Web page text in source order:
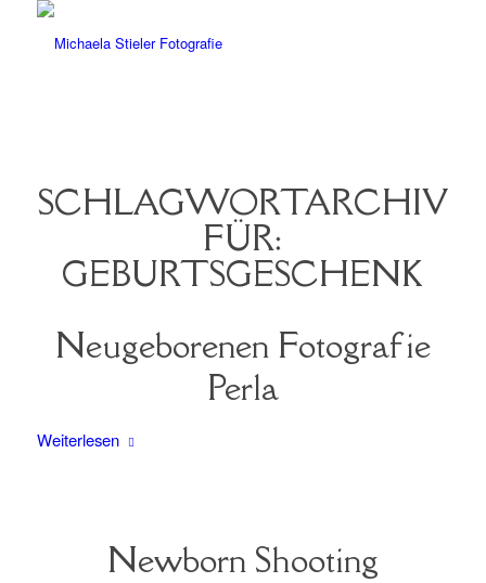
SCHLAGWORTARCHIV
FÜR:
GEBURTSGESCHENK
Neugeborenen Fotografie
Perla
Weiterlesen
Newborn Shooting